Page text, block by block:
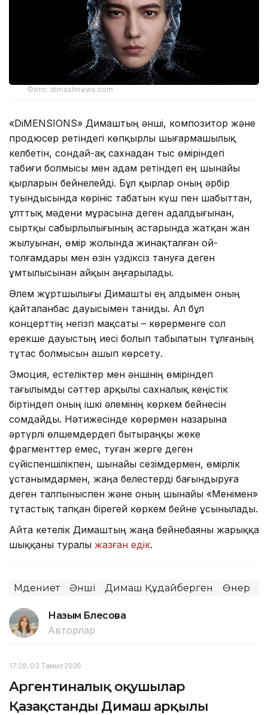
Фото: dimashnews.com
«DiMENSIONS» Димаштың әнші, композитор және
продюсер ретіндегі көпқырлы шығармашылық
келбетін, сондай-ақ сахнадан тыс өміріндегі
табиғи болмысы мен адам ретіндегі ең шынайы
қырларын бейнелейді. Бұл қырлар оның әрбір
туындысында көрініс табатын күш пен шабыттан,
ұлттық мәдени мұрасына деген адалдығынан,
сыртқы сабырлылығының астарында жатқан жан
жылуынан, өмір жолында жинақталған ой-
толғамдары мен өзін үздіксіз тануға деген
ұмтылысынан айқын аңғарылады.
Әлем жұртшылығы Димашты ең алдымен оның
қайталанбас дауысымен таниды. Ал бұл
концерттің негізгі мақсаты – көрерменге сол
ерекше дауыстың иесі болып табылатын тұлғаның
тұтас болмысын ашып көрсету.
Эмоция, естеліктер мен әншінің өміріндегі
тағылымды сәттер арқылы сахналық кеңістік
біртіндеп оның ішкі әлемінің көркем бейнесін
сомдайды. Нәтижесінде көрермен назарына
әртүрлі өлшемдердегі бытыраңқы жеке
фрагменттер емес, туған жерге деген
сүйіспеншілікпен, шынайы сезімдермен, өмірлік
ұстанымдармен, жаңа белестерді бағындыруға
деген талпыныспен және оның шынайы «Менімен»
тұтастық тапқан бірегей көркем бейне ұсынылады.
Айта кетелік Димаштың жаңа бейнебаяны жарыққа
шыққаны туралы жазған едік.
Мәдениет Әнші Димаш Құдайберген Өнер
Назым Бөлесова
Авторлар
17:28, 03 Тамыз 2026
Аргентиналық оқушылар
Қазақстанды Димаш арқылы